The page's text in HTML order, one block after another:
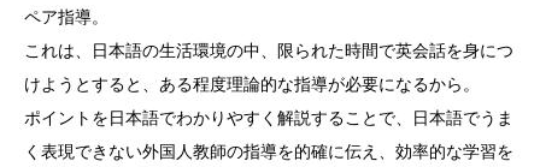
ペア指導。
これは、日本語の生活環境の中、限られた時間で英会話を身につ
けようとすると、ある程度理論的な指導が必要になるから。
ポイントを日本語でわかりやすく解説することで、日本語でうま
く表現できない外国人教師の指導を的確に伝え、効率的な学習を